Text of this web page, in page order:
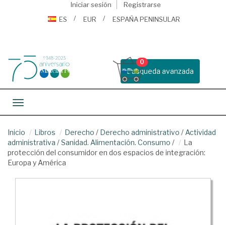
Iniciar sesión
Registrarse
ES
EUR ESPAÑA PENINSULAR
Busqueda avanzada
0
Toggle navigation
Inicio Libros Derecho / Derecho administrativo / Actividad
administrativa /Sanidad. Alimentación. Consumo /
La
protección del consumidor en dos espacios de integración:
Europa y América